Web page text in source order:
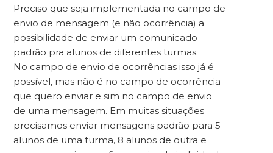
Preciso que seja implementada no campo de
envio de mensagem (e não ocorrência) a
possibilidade de enviar um comunicado
padrão pra alunos de diferentes turmas.
No campo de envio de ocorrências isso já é
possível, mas não é no campo de ocorrência
que quero enviar e sim no campo de envio
de uma mensagem. Em muitas situações
precisamos enviar mensagens padrão para 5
alunos de uma turma, 8 alunos de outra e